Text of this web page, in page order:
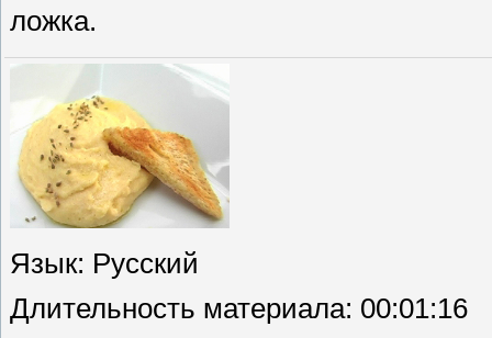
ложка.
Язык: Русский
Длительность материала: 00:01:16